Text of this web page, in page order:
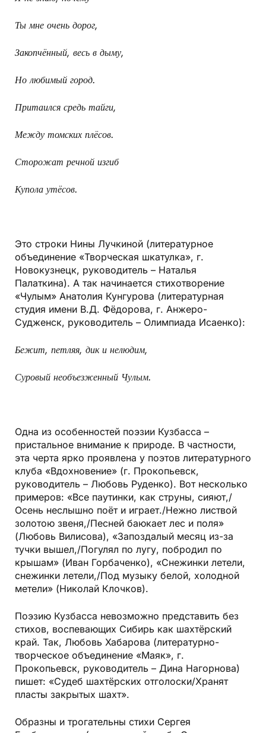
Ты мне очень дорог,
Закопчённый, весь в дыму,
Но любимый город.
Притаился средь тайги,
Между томских плёсов.
Сторожат речной изгиб
Купола утёсов.
Это строки Нины Лучкиной (литературное
объединение «Творческая шкатулка», г.
Новокузнецк, руководитель – Наталья
Палаткина). А так начинается стихотворение
«Чулым» Анатолия Кунгурова (литературная
студия имени В.Д. Фёдорова, г. Анжеро-
Судженск, руководитель – Олимпиада Исаенко):
Бежит, петляя, дик и нелюдим,
Суровый необъезженный Чулым.
Одна из особенностей поэзии Кузбасса –
пристальное внимание к природе. В частности,
эта черта ярко проявлена у поэтов литературного
клуба «Вдохновение» (г. Прокопьевск,
руководитель – Любовь Руденко). Вот несколько
примеров: «Все паутинки, как струны, сияют,/
Осень неслышно поёт и играет./Нежно листвой
золотою звеня,/Песней баюкает лес и поля»
(Любовь Вилисова), «Запоздалый месяц из-за
тучки вышел,/Погулял по лугу, побродил по
крышам» (Иван Горбаченко), «Снежинки летели,
снежинки летели,/Под музыку белой, холодной
метели» (Николай Клочков).
Поэзию Кузбасса невозможно представить без
стихов, воспевающих Сибирь как шахтёрский
край. Так, Любовь Хабарова (литературно-
творческое объединение «Маяк», г.
Прокопьевск, руководитель – Дина Нагорнова)
пишет: «Судеб шахтёрских отголоски/Хранят
пласты закрытых шахт».
Образны и трогательны стихи Сергея